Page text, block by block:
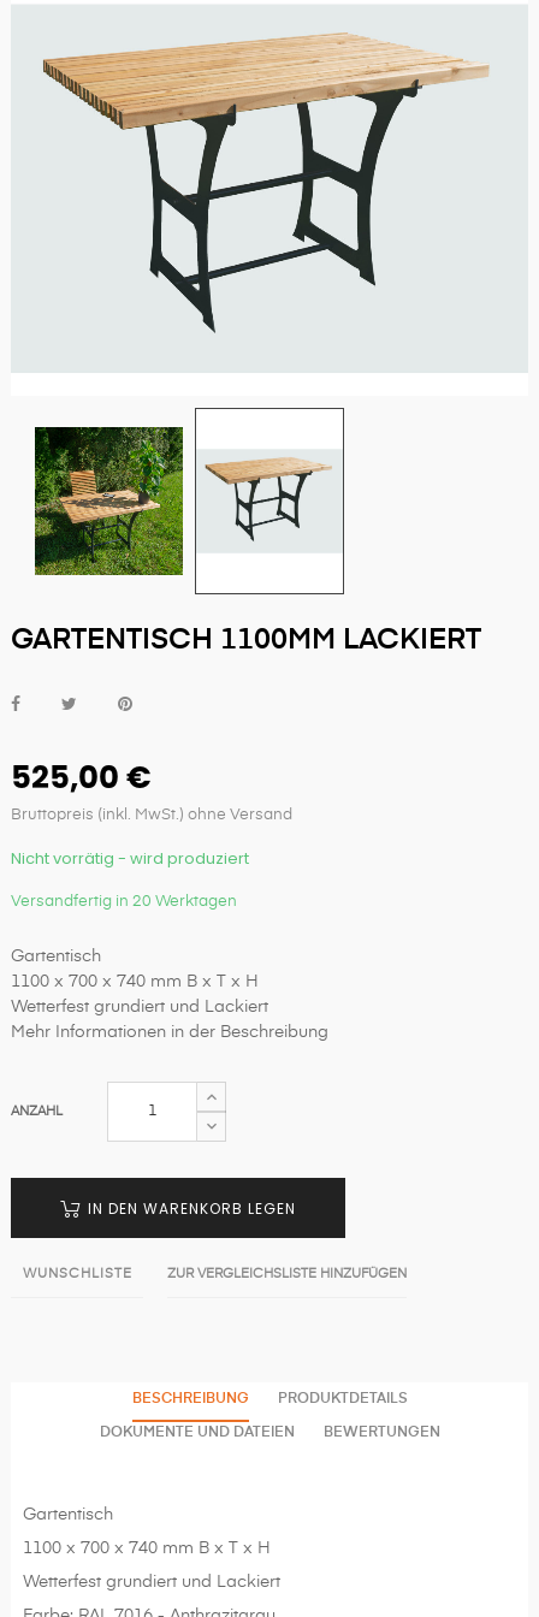
GARTENTISCH 1100MM LACKIERT
525,00 €
Bruttopreis (inkl. MwSt.) ohne Versand
Nicht vorrätig - wird produziert
Versandfertig in 20 Werktagen
Gartentisch
1100 x 700 x 740 mm B x T x H
Wetterfest grundiert und Lackiert
Mehr Informationen in der Beschreibung
ANZAHL
IN DEN WARENKORB LEGEN
WUNSCHLISTE ZUR VERGLEICHSLISTE HINZUFÜGEN
BESCHREIBUNG PRODUKTDETAILS
DOKUMENTE UND DATEIEN BEWERTUNGEN
Gartentisch
1100 x 700 x 740 mm B x T x H
Wetterfest grundiert und Lackiert